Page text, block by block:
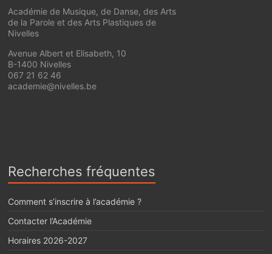
Académie de Musique, de Danse, des Arts
de la Parole et des Arts Plastiques de
Nivelles
Avenue Albert et Elisabeth, 10
B-1400 Nivelles
067 21 62 46
academie@nivelles.be
Recherches fréquentes
Comment s’inscrire à l’académie ?
Contacter l’Académie
Horaires 2026-2027